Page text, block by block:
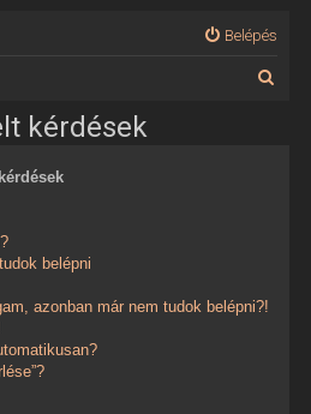
Belépés
kérdések
belépni
azonban már nem tudok belépni?!